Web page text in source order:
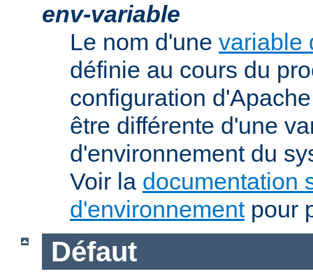
env-variable
Le nom d'une variable
définie au cours du
configuration
être différente d'une
d'environnement du
Voir la documentation
d'environnementpour
Défaut